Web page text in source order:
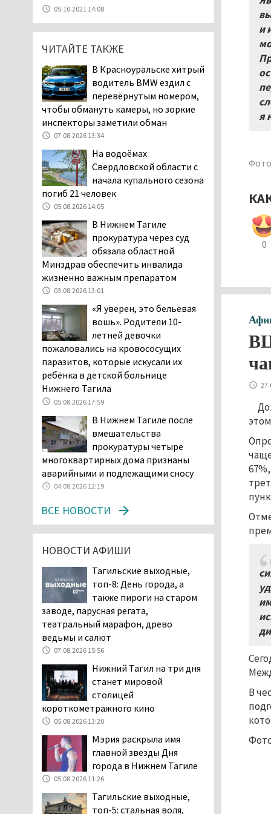
и
я
0
В
Тагильские спасатели
помогли заблудившемуся
в лесу мужчине найти
06.08.2026 16:28
Прокуратура
Дзержинского района
Нижнего Тагила
возбудила административное дело в
отсутствия холодной воды
06.08.2026 15:42
Двое детей пострадали
при сходе трамвая с
06.08.2026 14:25
Правительство РФ
разрешило производство
и продажу бензина класса
«Евро-2», в котором содержание
«Евро-5». Это опасно для здоровья и
повышает износ автомобиля
06.08.2026 13:53
В Детской городской
больнице № 3 Нижнего
Тагила опровергли
обвинения родителей, которые
покусала бельевая вошь
06.08.2026 13:02
В Нижнем Тагиле на три
дня запретят
электросамокаты
«Я уверен, это бельевая
вошь». Родители 10-
пожаловались на кровососущих
паразитов, которые искусали их
ребёнка в детской больнице
Нижнего Тагила
Директора уральского
предприятия по
производству дронов
«Упырь» подорвали в автомобиле
под Екатеринбургом
05.08.2026 17:05
Эксперты назвали
причины массового мора
рыбы в Свердловской
области
05.08.2026 16:31
Осуждённый за убийство
тагильского хоккеиста
Александра Чумарина
05.10.2021 14:08
ЧИТАЙТЕ ТАКЖЕ
В Красноуральске хитрый
водитель BMW ездил с
перевёрнутым номером,
чтобы обмануть камеры, но зоркие
инспекторы заметили обман
07.08.2026 13:34
На водоёмах
Свердловской области с
начала купального сезона
погиб 21 человек
05.08.2026 14:05
В Нижнем Тагиле
прокуратура через суд
обязала областной
Минздрав обеспечить инвалида
жизненно важным препаратом
03.08.2026 13:01
«Я уверен, это бельевая
вошь». Родители 10-
летней девочки
пожаловались на кровососущих
паразитов, которые искусали их
ребёнка в детской больнице
Нижнего Тагила
05.08.2026 17:59
В Нижнем Тагиле после
вмешательства
прокуратуры четыре
многоквартирных дома признаны
аварийными и подлежащими сносу
04.08.2026 12:19
ВСЕ НОВОСТИ
НОВОСТИ АФИШИ
Тагильские выходные,
топ-8: День города, а
также пироги на старом
заводе, парусная регата,
театральный марафон, древо
ведьмы и салют
07.08.2026 15:56
Нижний Тагил на три дня
станет мировой
столицей
короткометражного кино
05.08.2026 13:20
Мэрия раскрыла имя
главной звезды Дня
города в Нижнем Тагиле
05.08.2026 11:26
Тагильские выходные,
топ-5: стальная воля,